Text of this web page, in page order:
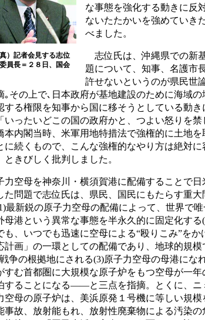
真）記者会見する志位
員長＝２８日、国会
な事態を強化する動きに反
ないたたかいを強めていき
べました。
志位氏は、沖縄県での新
題について、知事、名護市
許せないというのが県民世
｡その上で､日本政府が基地建設のために海域の
する権限を知事から国に移そうとしている動き
いったいどこの国の政府かと、つよい怒りを禁
本内閣当時、米軍用地特措法で強権的に土地を
に続くもので、こんな強権的なやり方は絶対に
ときびしく批判しました。
空母を神奈川・横須賀港に配備することで日
た問題で志位氏は、県民、国民にもたらす重大
最新鋭の原子力空母の配備によって、世界で
母港という異常な事態を半永久的に固定化する
も、いつでも迅速に空母による“殴りこみ”をか
計画」の一環としての配備であり、地球的規模
争の根拠地にされる(3)原子力空母の母港にな
すむ首都圏に大規模な原子炉をもつ空母が一年
することになる――と三点を指摘。とくに、ニ
空母の原子炉は、美浜原発１号機に等しい規模
事故、放射能もれ、放射性廃棄物による汚染の